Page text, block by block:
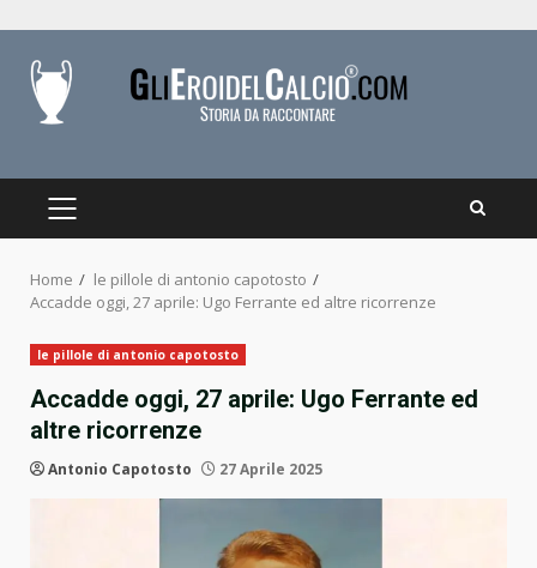
content
PRIMARY
Home
le pillole di antonio capotosto
Accadde oggi, 27 aprile: Ugo Ferrante ed altre ricorrenze
le pillole di antonio capotosto
Accadde oggi, 27 aprile: Ugo Ferrante ed
altre ricorrenze
Antonio Capotosto 27 Aprile 2025